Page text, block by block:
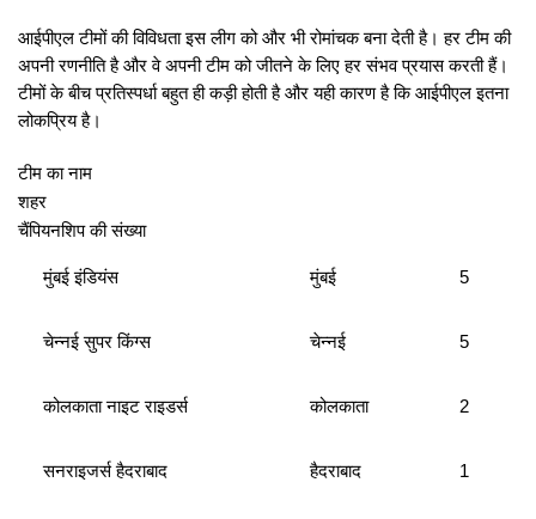
आईपीएल टीमों की विविधता इस लीग को और भी रोमांचक बना देती है। हर टीम की
अपनी रणनीति है और वे अपनी टीम को जीतने के लिए हर संभव प्रयास करती हैं।
टीमों के बीच प्रतिस्पर्धा बहुत ही कड़ी होती है और यही कारण है कि आईपीएल इतना
लोकप्रिय है।
टीम का नाम
शहर
चैंपियनशिप की संख्या
मुंबई इंडियंस मुंबई 5
चेन्नई सुपर किंग्स चेन्नई 5
कोलकाता नाइट राइडर्स कोलकाता 2
सनराइजर्स हैदराबाद हैदराबाद 1